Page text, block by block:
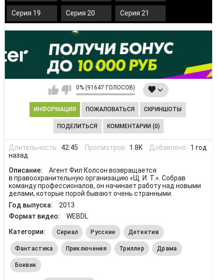
Серия 19 Серия 20 Серия 21
0% (91647 ГОЛОСОВ)
ИНФОРМАЦИЯ ПОЖАЛОВАТЬСЯ СКРИНШОТЫ
ПОДЕЛИТЬСЯ КОММЕНТАРИИ (0)
Длительность: 42:45 Просмотров: 1.8K Добавлено: 1 год
назад
Описание:
Агент Фил Колсон возвращается
в правоохранительную организацию «Щ. И. Т.». Собрав
команду профессионалов, он начинает работу над новыми
делами, которые порой бывают очень странными.
Год выпуска:
2013
Формат видео:
WEBDL
Категории:
Сериал Русские Детектив
Фантастика Приключения Триллер Драма
Боевик